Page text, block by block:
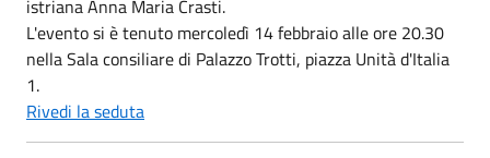
istriana Anna Maria Crasti.
L'evento si è tenuto mercoledì 14 febbraio alle ore 20.30
nella Sala consiliare di Palazzo Trotti, piazza Unità d'Italia
1.
Rivedi la seduta